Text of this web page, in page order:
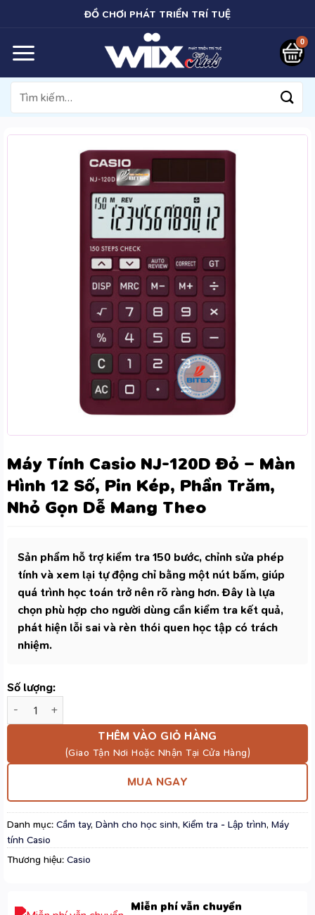
nội
dung
ĐỒ CHƠI PHÁT TRIỂN TRÍ TUỆ
Tìm
kiếm:
Máy Tính Casio NJ-120D Đỏ – Màn
Hình 12 Số, Pin Kép, Phần Trăm,
Nhỏ Gọn Dễ Mang Theo
Sản phẩm hỗ trợ kiểm tra 150 bước, chỉnh sửa phép
tính và xem lại tự động chỉ bằng một nút bấm, giúp
quá trình học toán trở nên rõ ràng hơn. Đây là lựa
chọn phù hợp cho người dùng cần kiểm tra kết quả,
phát hiện lỗi sai và rèn thói quen học tập có trách
nhiệm.
Số lượng:
Máy Tính Casio NJ-120D Đỏ – Màn Hình 12 Số, Pin Kép, Phần
THÊM VÀO GIỎ HÀNG
MUA NGAY
Danh mục: Cầm tay, Dành cho học sinh, Kiểm tra - Lập trình, Máy
tính Casio
Thương hiệu: Casio
Miễn phí vẫn chuyển